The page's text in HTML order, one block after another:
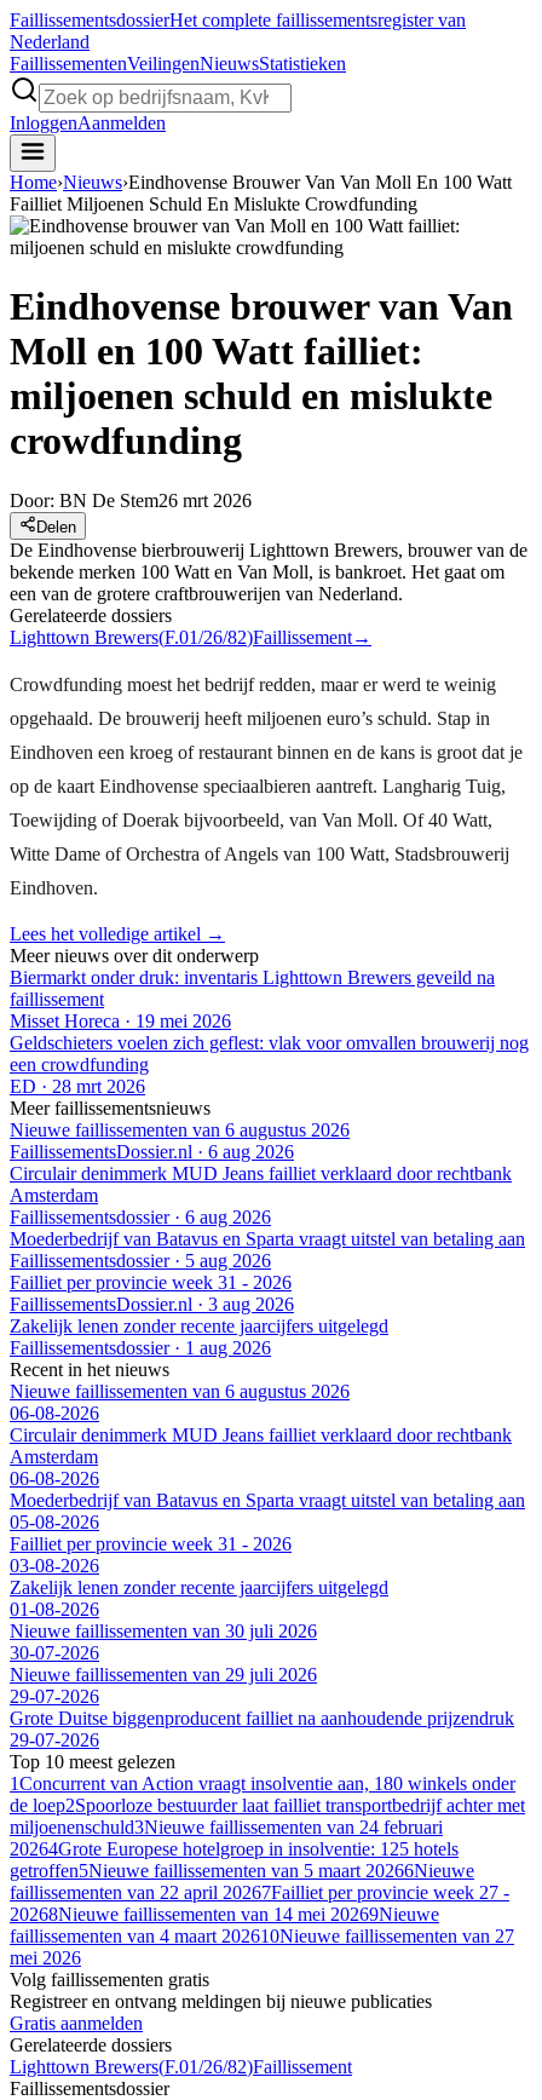
FaillissementsdossierHet complete faillissementsregister van
Nederland
FaillissementenVeilingenNieuwsStatistieken
InloggenAanmelden
Home›Nieuws›Eindhovense Brouwer Van Van Moll En 100 Watt
Failliet Miljoenen Schuld En Mislukte Crowdfunding
Eindhovense brouwer van Van
Moll en 100 Watt failliet:
miljoenen schuld en mislukte
crowdfunding
Door: BN De Stem26 mrt 2026
Delen
De Eindhovense bierbrouwerij Lighttown Brewers, brouwer van de
bekende merken 100 Watt en Van Moll, is bankroet. Het gaat om
een van de grotere craftbrouwerijen van Nederland.
Gerelateerde dossiers
Lighttown Brewers(F.01/26/82)Faillissement→
Crowdfunding moest het bedrijf redden, maar er werd te weinig
opgehaald. De brouwerij heeft miljoenen euro’s schuld. Stap in
Eindhoven een kroeg of restaurant binnen en de kans is groot dat je
op de kaart Eindhovense speciaalbieren aantreft. Langharig Tuig,
Toewijding of Doerak bijvoorbeeld, van Van Moll. Of 40 Watt,
Witte Dame of Orchestra of Angels van 100 Watt, Stadsbrouwerij
Eindhoven.
Lees het volledige artikel →
Meer nieuws over dit onderwerp
Biermarkt onder druk: inventaris Lighttown Brewers geveild na
faillissement
Misset Horeca · 19 mei 2026
Geldschieters voelen zich geflest: vlak voor omvallen brouwerij nog
een crowdfunding
ED · 28 mrt 2026
Meer faillissementsnieuws
Nieuwe faillissementen van 6 augustus 2026
FaillissementsDossier.nl · 6 aug 2026
Circulair denimmerk MUD Jeans failliet verklaard door rechtbank
Amsterdam
Faillissementsdossier· 6 aug 2026
Moederbedrijf van Batavus en Sparta vraagt uitstel van betaling aan
Faillissementsdossier· 5 aug 2026
Failliet per provincie week 31 - 2026
FaillissementsDossier.nl · 3 aug 2026
Zakelijk lenen zonder recente jaarcijfers uitgelegd
Faillissementsdossier· 1 aug 2026
Recent in het nieuws
Nieuwe faillissementen van 6 augustus 2026
06-08-2026
Circulair denimmerk MUD Jeans failliet verklaard door rechtbank
Amsterdam
06-08-2026
Moederbedrijf van Batavus en Sparta vraagt uitstel van betaling aan
05-08-2026
Failliet per provincie week 31 - 2026
03-08-2026
Zakelijk lenen zonder recente jaarcijfers uitgelegd
01-08-2026
Nieuwe faillissementen van 30 juli 2026
30-07-2026
Nieuwe faillissementen van 29 juli 2026
29-07-2026
Grote Duitse biggenproducent failliet na aanhoudende prijzendruk
29-07-2026
Top 10 meest gelezen
1Concurrent van Action vraagt insolventie aan, 180 winkels onder
de loep2Spoorloze bestuurder laat failliet transportbedrijf achter met
miljoenenschuld3Nieuwe faillissementen van 24 februari
20264Grote Europese hotelgroep in insolventie: 125 hotels
getroffen5Nieuwe faillissementen van 5 maart 20266Nieuwe
faillissementen van 22 april 20267Failliet per provincie week 27 -
20268Nieuwe faillissementen van 14 mei 20269Nieuwe
faillissementen van 4 maart 202610Nieuwe faillissementen van 27
mei 2026
Volg faillissementen gratis
Registreer en ontvang meldingen bij nieuwe publicaties
Gratis aanmelden
Gerelateerde dossiers
Lighttown Brewers(F.01/26/82)Faillissement
Faillissementsdossier